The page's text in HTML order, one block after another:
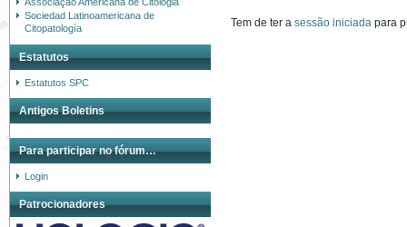
Sociedad Latinoamericana de
Citopatología
Estatutos
Estatutos SPC
Antigos Boletins
Para participar no fórum…
Login
Patrocionadores
Tem de ter a sessão iniciada para